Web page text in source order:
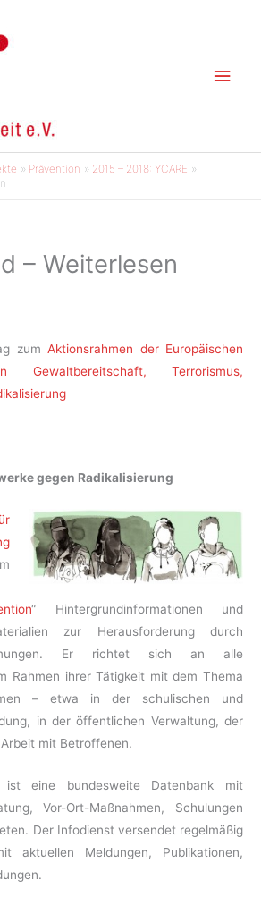
Prävention
2015 – 2018: YCARE
– Weiterlesen
zumAktionsrahmen der Europäischen
Gewaltbereitschaft, Terrorismus,
gegen Radikalisierung
“ Hintergrundinformationen und
zur Herausforderung durch
Er richtet sich an alle
Rahmen ihrer Tätigkeit mit dem Thema
– etwa in der schulischen und
in der öffentlichen Verwaltung, der
mit Betroffenen.
eine bundesweite Datenbank mit
Vor-Ort-Maßnahmen, Schulungen
Der Infodienst versendet regelmäßig
aktuellen Meldungen, Publikationen,